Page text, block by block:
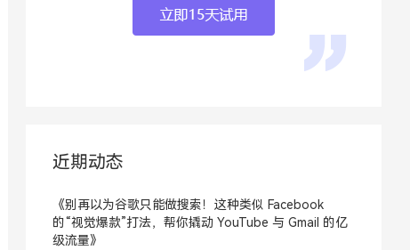
近期动态
《别再以为谷歌只能做搜索！这种类似 Facebook
的“视觉爆款”打法，帮你撬动 YouTube 与 Gmail 的亿
级流量》